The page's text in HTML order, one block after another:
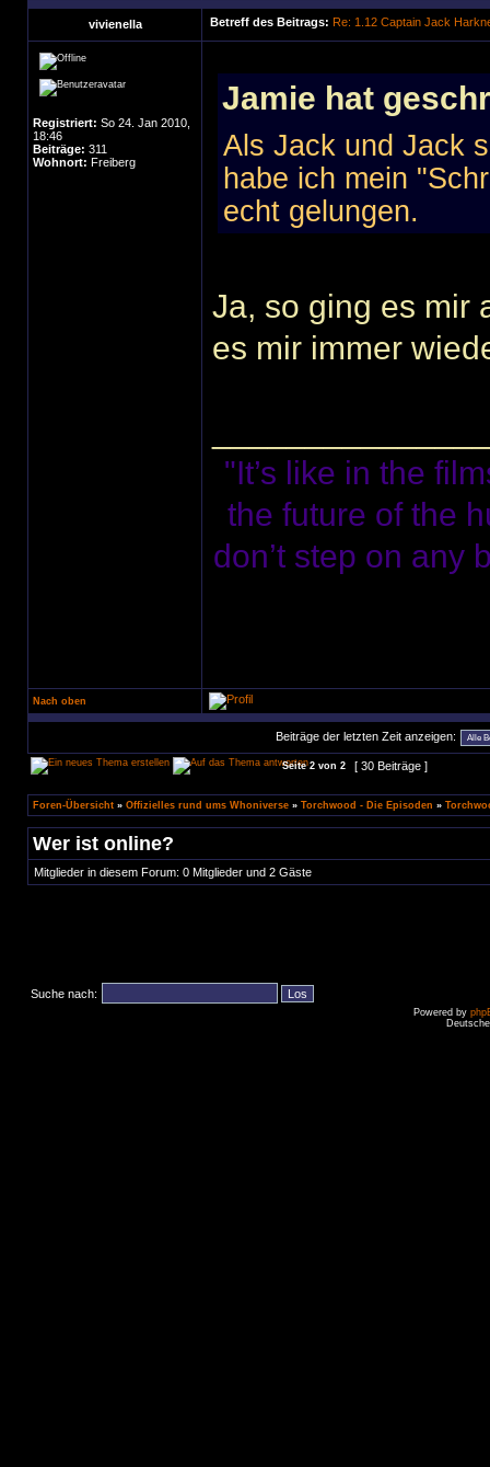
vivienella Betreff des Beitrags: Re: 1.12 Captain Jack
Registriert: So 24. Jan 2010,
18:46
Beiträge: 311
Wohnort: Freiberg
Jamie hat
Als Jack und Jack
habe ich mein
echt gelungen.
Ja, so ging es mir
es mir immer
"It’s like in the
the future of the
don’t step on any
Nach oben
Beiträge der letzten Zeit anzeigen:
Seite2 von 2 [ 30 Beiträge ]
Foren-Übersicht » Offizielles rund ums Whoniverse » Torchwood - Die Episoden »
Wer ist online?
Mitglieder in diesem Forum: 0 Mitglieder und 2 Gäste
Suche nach:
Powered by